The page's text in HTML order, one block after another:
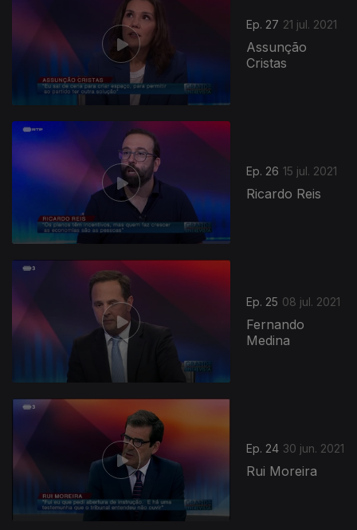
Ep. 27 21 jul. 2021
Assunção
Cristas
Ep. 26 15 jul. 2021
Ricardo Reis
Ep. 25 08 jul. 2021
Fernando
Medina
Ep. 24 30 jun. 2021
Rui Moreira
555060